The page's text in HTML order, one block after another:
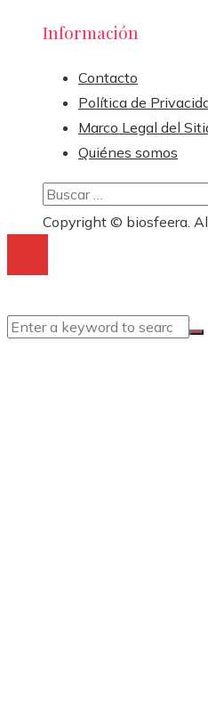
Información
Contacto
Política de
Marco Legal del
Quiénes somos
Buscar:
Copyright © biosfeera.